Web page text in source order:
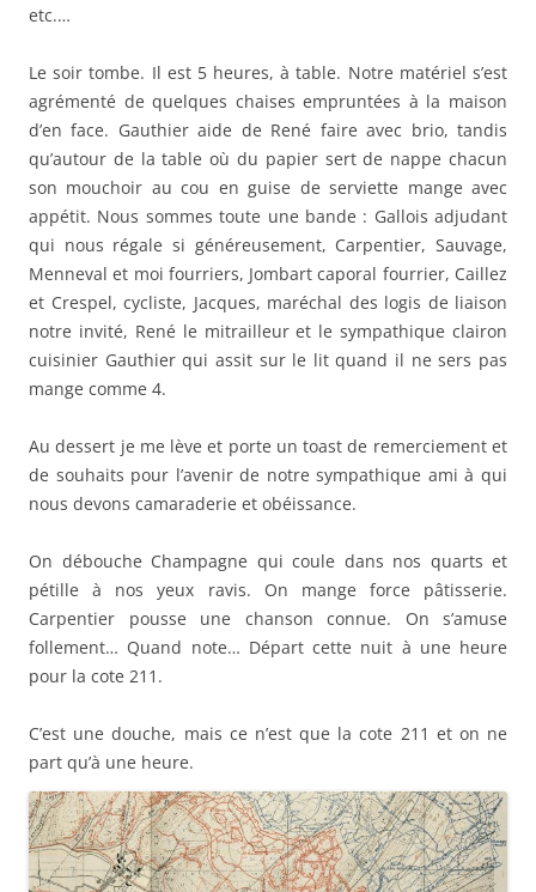
etc.…
Le soir tombe. Il est 5 heures, à table. Notre matériel s’est
agrémenté de quelques chaises empruntées à la maison
d’en face. Gauthier aide de René faire avec brio, tandis
qu’autour de la table où du papier sert de nappe chacun
son mouchoir au cou en guise de serviette mange avec
appétit. Nous sommes toute une bande : Gallois adjudant
qui nous régale si généreusement, Carpentier, Sauvage,
Menneval et moi fourriers, Jombart caporal fourrier, Caillez
et Crespel, cycliste, Jacques, maréchal des logis de liaison
notre invité, René le mitrailleur et le sympathique clairon
cuisinier Gauthier qui assit sur le lit quand il ne sers pas
mange comme 4.
Au dessert je me lève et porte un toast de remerciement et
de souhaits pour l’avenir de notre sympathique ami à qui
nous devons camaraderie et obéissance.
On débouche Champagne qui coule dans nos quarts et
pétille à nos yeux ravis. On mange force pâtisserie.
Carpentier pousse une chanson connue. On s’amuse
follement… Quand note… Départ cette nuit à une heure
pour la cote 211.
C’est une douche, mais ce n’est que la cote 211 et on ne
part qu’à une heure.